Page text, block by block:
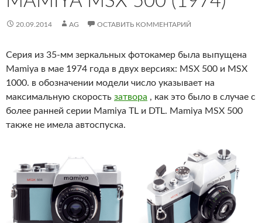
20.09.2014 AG ОСТАВИТЬ КОММЕНТАРИЙ
Серия из 35-мм зеркальных фотокамер была выпущена
Mamiya в мае 1974 года в двух версиях: MSX 500 и MSX
1000. в обозначении модели число указывает на
максимальную скорость затвора , как это было в случае с
более ранней серии Mamiya TL и DTL. Mamiya MSX 500
также не имела автоспуска.